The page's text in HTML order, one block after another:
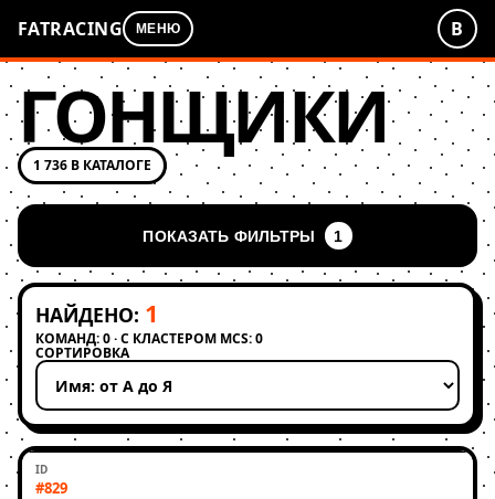
FATRACING МЕНЮ В
ГОНЩИКИ
1 736 В КАТАЛОГЕ
ПОКАЗАТЬ ФИЛЬТРЫ 1
НАЙДЕНО: 1
КОМАНД: 0 · С КЛАСТЕРОМ MCS: 0
СОРТИРОВКА
Применить сортировку
#829